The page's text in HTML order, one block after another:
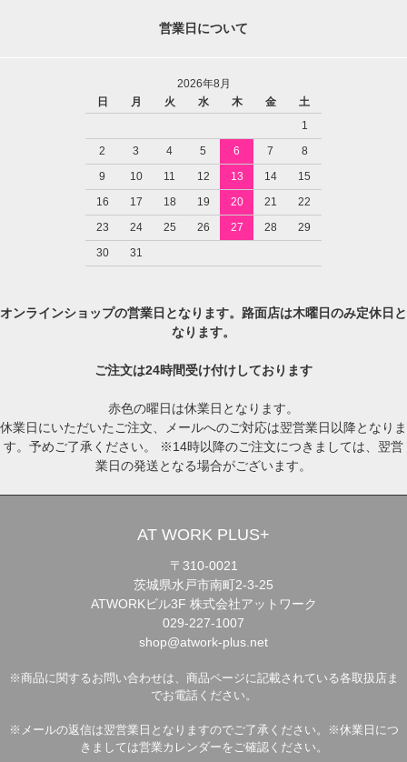
営業日について
2026年8月
日
月 火 水 木 金
土
1
2
3 4 5 6 7
8
9
10 11 12 13 14
15
16
17 18 19 20 21
22
23
24 25 26 27 28
29
30
31
オンラインショップの営業日となります。路面店は木曜日のみ定休日と
なります。
ご注文は24時間受け付けしております
赤色の曜日は休業日となります。
休業日にいただいたご注文、メールへのご対応は翌営業日以降となりま
す。予めご了承ください。 ※14時以降のご注文につきましては、翌営
業日の発送となる場合がございます。
AT WORK PLUS+
〒310-0021
茨城県水戸市南町2-3-25
ATWORKビル3F 株式会社アットワーク
029-227-1007
shop@atwork-plus.net
※商品に関するお問い合わせは、商品ページに記載されている各取扱店ま
でお電話ください。
※メールの返信は翌営業日となりますのでご了承ください。※休業日につ
きましては営業カレンダーをご確認ください。